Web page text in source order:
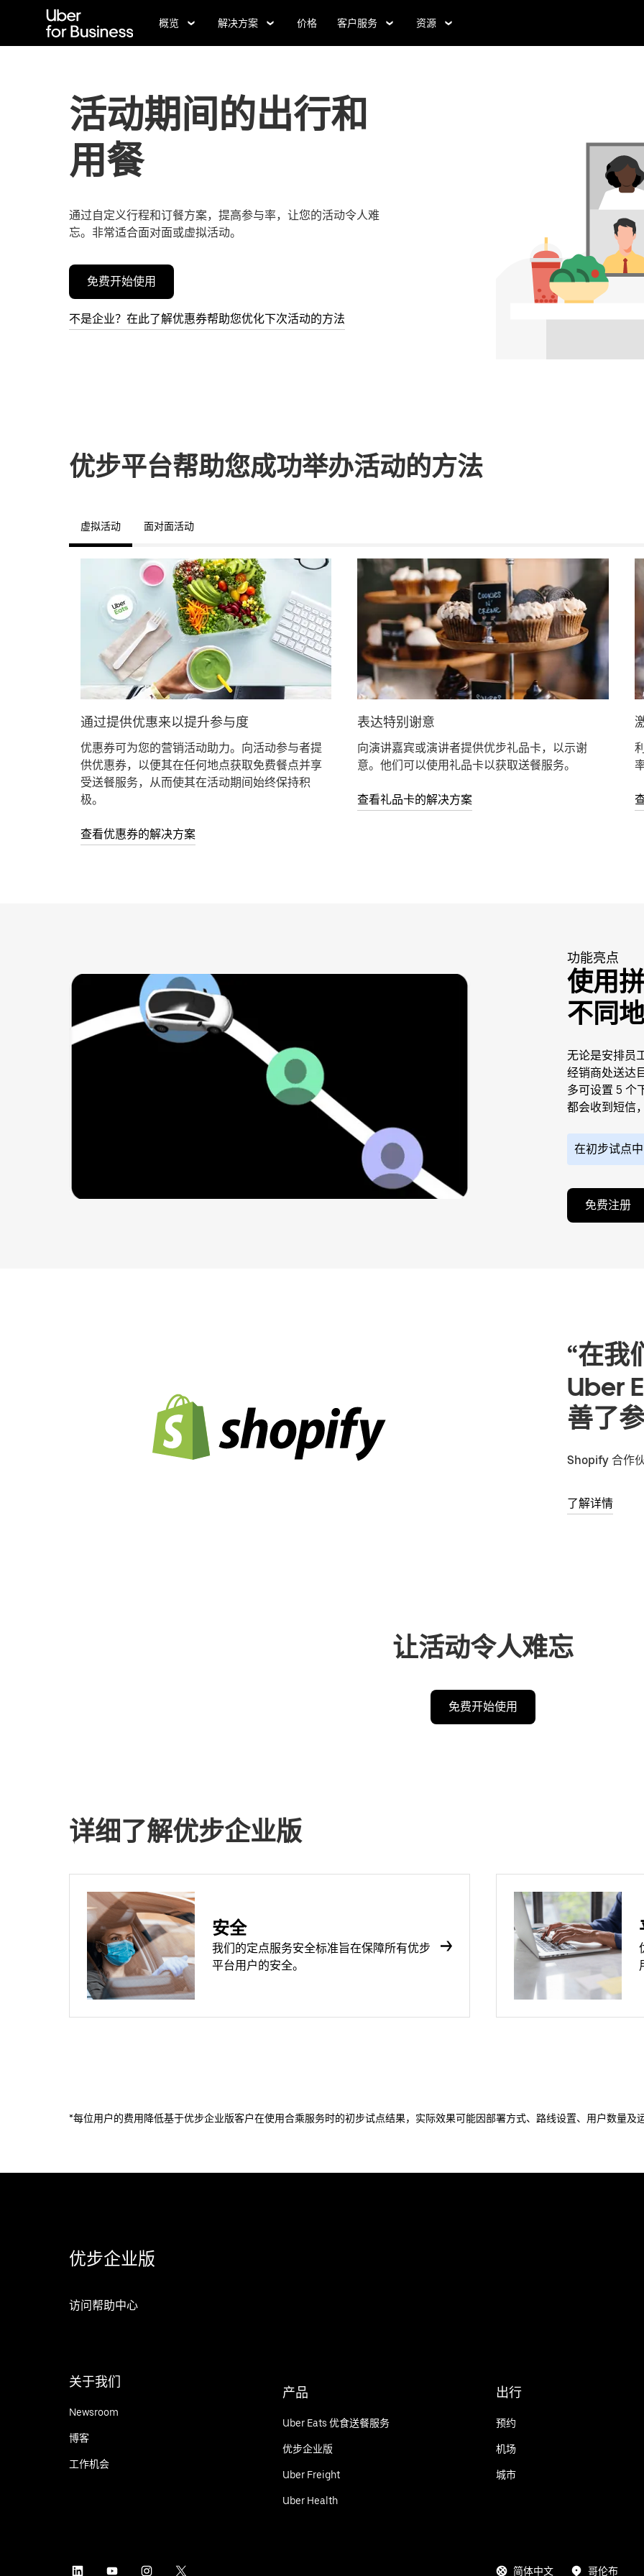
概览 解决方案 价格 客户服务 资源
活动期间的出行和
用餐
通过自定义行程和订餐方案，提高参与率，让您的活动令人难
忘。非常适合面对面或虚拟活动。
免费开始使用
不是企业？在此了解优惠券帮助您优化下次活动的方法
优步平台帮助您成功举办活动的方法
虚拟活动 面对面活动
通过提供优惠来以提升参与度
优惠券可为您的营销活动助力。向活动参与者提
供优惠券，以便其在任何地点获取免费餐点并享
受送餐服务，从而使其在活动期间始终保持积
极。
查看优惠券的解决方案
表达特别谢意
向演讲嘉宾或演讲者提供优步礼品卡，以示谢
意。他们可以使用礼品卡以获取送餐服务。
查看礼品卡的解决方案
功能亮点
使用
不同
无论是安排员
经销商处送达
多可设置 5 个
都会收到短信
在初步试点
免费注册
“在我
Uber
善了
Shopify 合作
了解详情
让活动令人难忘
免费开始使用
详细了解优步企业版
安全
我们的定点服务安全标准旨在保障所有优步
平台用户的安全。
*每位用户的费用降低基于优步企业版客户在使用合乘服务时的初步试点结果，实际效果可能因部署方式、路线设置、用户数量及
优步企业版
访问帮助中心
关于我们
Newsroom
博客
工作机会
产品
Uber Eats 优食送餐服务
优步企业版
Uber Freight
Uber Health
出行
预约
机场
城市
简体中文 哥伦布